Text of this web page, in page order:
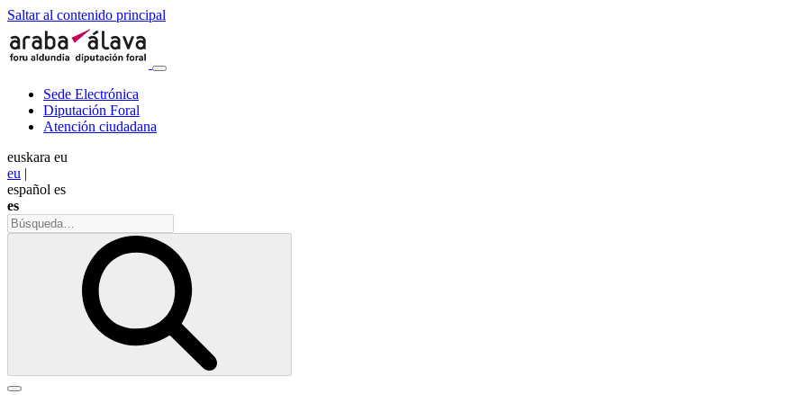
Saltar al contenido principal
Sede Electrónica
Diputación Foral
Atención ciudadana
euskara eu
eu |
español es
es